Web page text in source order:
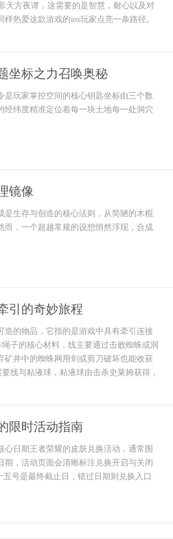
天方夜谭，这需要的是智慧，耐心以及对
热爱这款游戏的ios玩家点亮一条路径。
坐标之力召唤奥秘
玩家掌控空间的核心钥匙坐标由三个数
纬度精准定位着每一块土地每一处洞穴
镜像
是生存与创造的核心法则，从简陋的木棍
，一个超越常规的设想悄然浮现，合成
引的奇妙旅程
的物品，它指的是游戏中具有牵引连接
子的核心材料，线主要通过击败蜘蛛或洞
矿井中的蜘蛛网用剑或剪刀破坏也能收获
线与粘液球，粘液球由击杀史莱姆获得，
限时活动指南
日期王者荣耀的皮肤兑换活动，通常围
，活动页面会清晰标注兑换开启与关闭
号是最终截止日，错过日期则兑换入口